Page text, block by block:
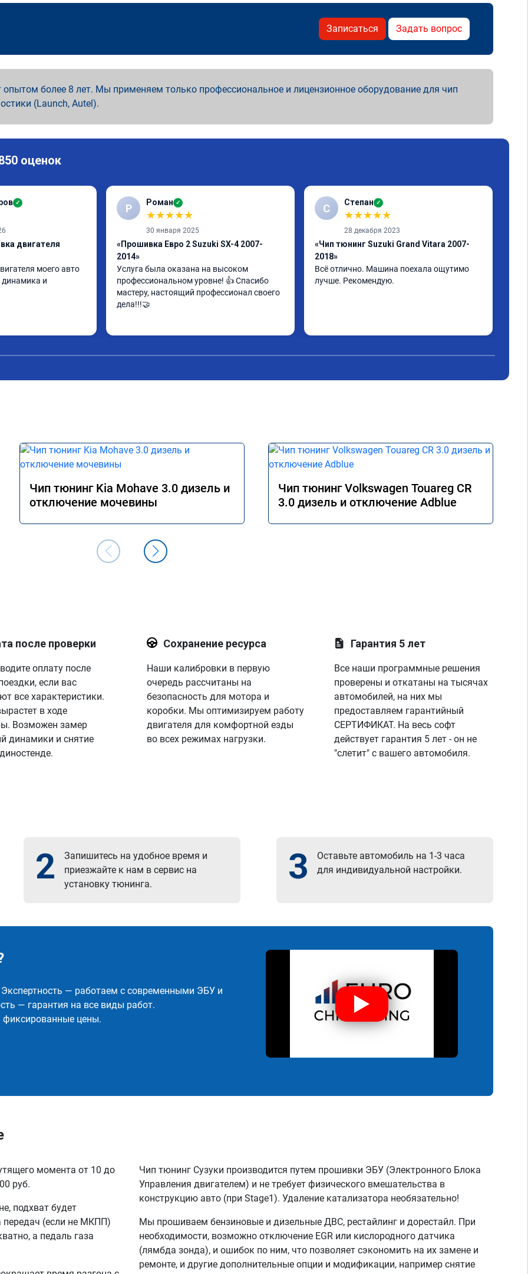
Записаться Задать вопрос
более 8 лет. Мы применяем только профессиональное и лицензионное оборудование для чип
(Launch, Autel).
оценок
✓
двигателя
моего авто
и
для тех, кто
активной — вырас,
«крутится».
быстро и
А012056
спасибо команде за
Р Роман ✓
★★★★★
30 января 2025
«Прошивка Евро 2 Suzuki SX-4 2007-
2014»
Услуга была оказана на высоком
профессиональном уровне! 👍 Спасибо
мастеру, настоящий профессионал своего
дела!!!🤝
С Степан ✓
★★★★★
28 декабря 2023
«Чип тюнинг Suzuki Grand Vitara 2007-
2018»
Всё отлично. Машина поехала ощутимо
лучше. Рекомендую.
Чип тюнинг Kia Mohave 3.0 дизель и
отключение мочевины
Чип тюнинг Volkswagen Touareg CR
3.0 дизель и отключение Adblue
после проверки
оплату после
если вас
все характеристики.
в ходе
Возможен замер
динамики и снятие
Сохранение ресурса
Наши калибровки в первую
очередь рассчитаны на
безопасность для мотора и
коробки. Мы оптимизируем работу
двигателя для комфортной езды
во всех режимах нагрузки.
Гарантия 5 лет
Все наши программные решения
проверены и откатаны на тысячах
автомобилей, на них мы
предоставляем гарантийный
СЕРТИФИКАТ. На весь софт
действует гарантия 5 лет - он не
"слетит" с вашего автомобиля.
2
Запишитесь на удобное время и
приезжайте к нам в сервис на
установку тюнинга.
3
Оставьте автомобиль на 1-3 часа
для индивидуальной настройки.
— работаем с современными ЭБУ и
— гарантия на все виды работ.
фиксированные цены.
момента от 10 до
руб.
подхват будет
передач (если не МКПП)
а педаль газа
Чип тюнинг Сузуки производится путем прошивки ЭБУ (Электронного Блока
Управления двигателем) и не требует физического вмешательства в
конструкцию авто (при Stage1). Удаление катализатора необязательно!
Мы прошиваем бензиновые и дизельные ДВС, рестайлинг и дорестайл. При
необходимости, возможно отключение EGR или кислородного датчика
(лямбда зонда), и ошибок по ним, что позволяет сэкономить на их замене и
ремонте, и другие дополнительные опции и модификации, например снятие